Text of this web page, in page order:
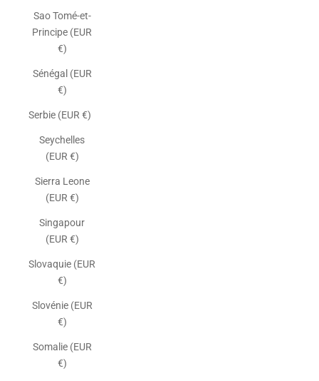
Sao Tomé-et-
Principe (EUR
€)
Sénégal (EUR
€)
Serbie (EUR €)
Seychelles
(EUR €)
Sierra Leone
(EUR €)
Singapour
(EUR €)
Slovaquie (EUR
€)
Slovénie (EUR
€)
Somalie (EUR
€)